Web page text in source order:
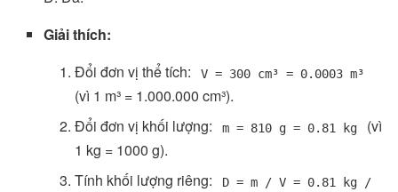
Giải thích:
Đổi đơn vị thể tích:
V = 300 cm³ = 0.0003 m³
(vì 1 m³ = 1.000.000 cm³).
Đổi đơn vị khối lượng:
m = 810 g = 0.81 kg
(vì
1 kg = 1000 g).
Tính khối lượng riêng:
D = m / V = 0.81 kg /